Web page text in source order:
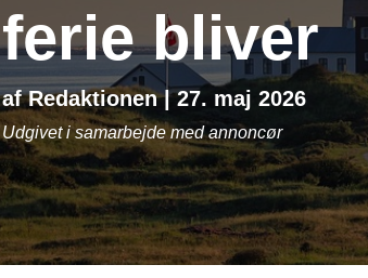
ferie bliver
afRedaktionen|27. maj 2026
Udgivet i samarbejde med annoncør